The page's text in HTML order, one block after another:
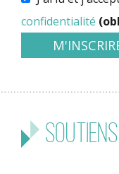
confidentialité